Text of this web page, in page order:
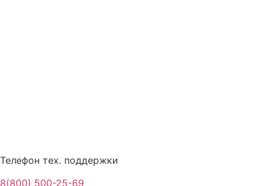
Телефон тех. поддержки
8(800) 500-25-69